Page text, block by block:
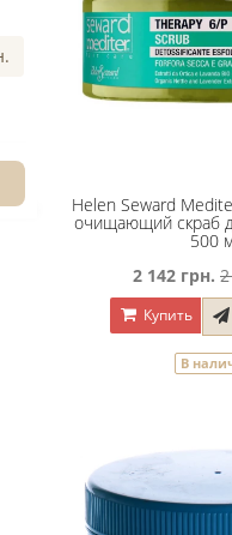
Helen Seward
очищающий скраб
500
2 142 грн.
Купить
В